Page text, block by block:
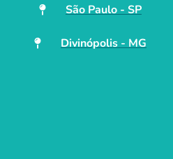
São Paulo - SP
Divinópolis - MG